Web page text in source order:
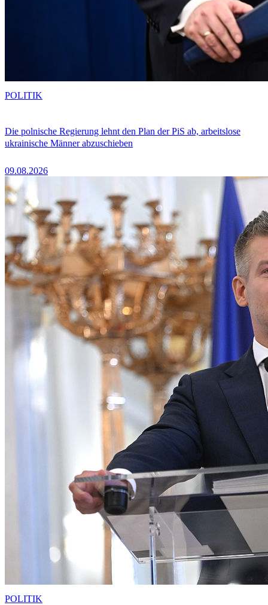
Die polnische Regierung lehnt den Plan der PiS ab, arbeitslose
ukrainische Männer abzuschieben
09.08.2026
POLITIK
POLITIK